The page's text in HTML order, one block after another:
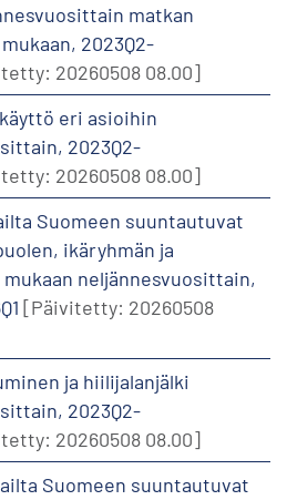
matkan
2023Q2-
20260508 08.00]
eri asioihin
2023Q2-
20260508 08.00]
Suomeen suuntautuvat
ikäryhmän ja
neljännesvuosittain,
[Päivitetty: 20260508
ja hiilijalanjälki
2023Q2-
20260508 08.00]
Suomeen suuntautuvat